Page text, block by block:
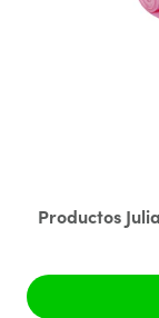
Productos